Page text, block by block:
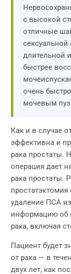
с высокой
отличные
длительной
быстрее
очень
мочевым
Как и в случае
эффективна и
рака простаты.
операция дает
рака простаты.
удаление ПСА
информацию об
рака, включая
Пациент будет
от рака — в
двух лет, как